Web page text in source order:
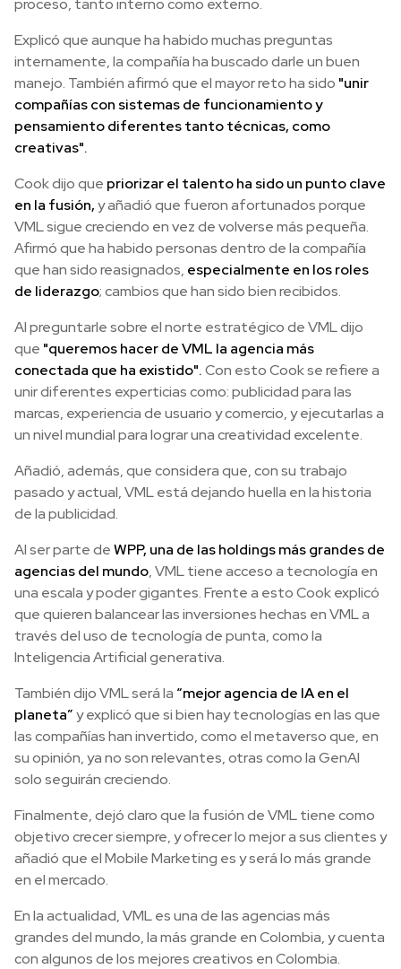
proceso, tanto interno como externo.
Explicó que aunque ha habido muchas preguntas
internamente, la compañía ha buscado darle un buen
manejo. También afirmó que el mayor reto ha sido "unir
compañías con sistemas de funcionamiento y
pensamiento diferentes tanto técnicas, como
creativas".
Cook dijo que priorizar el talento ha sido un punto clave
en la fusión,y añadió que fueron afortunados porque
VML sigue creciendo en vez de volverse más pequeña.
Afirmó que ha habido personas dentro de la compañía
que han sido reasignados, especialmente en los roles
de liderazgo; cambios que han sido bien recibidos.
Al preguntarle sobre el norte estratégico de VML dijo
que "queremos hacer de VML la agencia más
conectada que ha existido".Con esto Cook se refiere a
unir diferentes experticias como: publicidad para las
marcas, experiencia de usuario y comercio, y ejecutarlas a
un nivel mundial para lograr una creatividad excelente.
Añadió, además, que considera que, con su trabajo
pasado y actual, VML está dejando huella en la historia
de la publicidad.
Al ser parte deWPP, una de las holdings más grandes de
agencias del mundo, VML tiene acceso a tecnología en
una escala y poder gigantes. Frente a esto Cook explicó
que quieren balancear las inversiones hechas en VML a
través del uso de tecnología de punta, como la
Inteligencia Artificial generativa.
También dijo VML será la “mejor agencia de IA en el
planeta”y explicó que si bien hay tecnologías en las que
las compañías han invertido, como el metaverso que, en
su opinión, ya no son relevantes, otras como la GenAI
solo seguirán creciendo.
Finalmente, dejó claro que la fusión de VML tiene como
objetivo crecer siempre, y ofrecer lo mejor a sus clientes y
añadió que el Mobile Marketing es y será lo más grande
en el mercado.
En la actualidad, VML es una de las agencias más
grandes del mundo, la más grande en Colombia, y cuenta
con algunos de los mejores creativos en Colombia.